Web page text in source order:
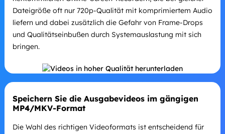
Dateigröße oft nur 720p-Qualität mit komprimiertem Audio
liefern und dabei zusätzlich die Gefahr von Frame-Drops
und Qualitätseinbußen durch Systemauslastung mit sich
bringen.
Speichern Sie die Ausgabevideos im gängigen
MP4/MKV-Format
Die Wahl des richtigen Videoformats ist entscheidend für